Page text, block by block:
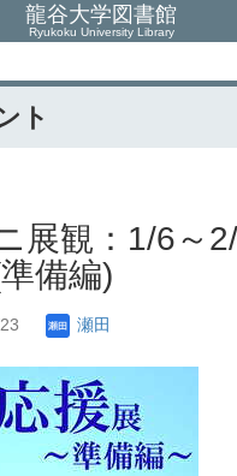
龍谷大学図書館
Ryukoku University Library
ト
展観：1/6～
備編)
瀬田